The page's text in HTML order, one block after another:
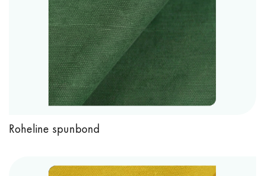
Roheline spunbond